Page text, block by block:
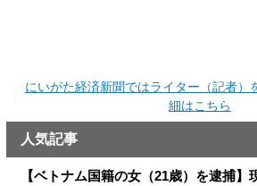
にいがた経済新聞ではライター（記者）
細はこちら
人気記事
【ベトナム国籍の女（21歳）を逮捕】